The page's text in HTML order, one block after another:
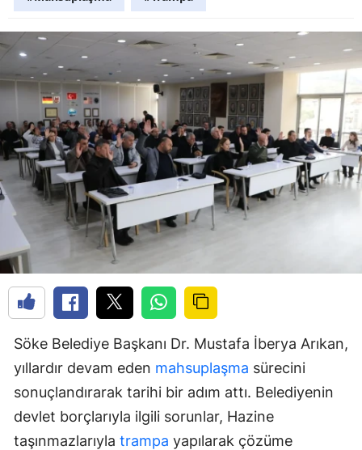
Söke Belediye Başkanı Dr. Mustafa İberya Arıkan,
yıllardır devam eden mahsuplaşma sürecini
sonuçlandırarak tarihi bir adım attı. Belediyenin
devlet borçlarıyla ilgili sorunlar, Hazine
taşınmazlarıyla trampa yapılarak çözüme